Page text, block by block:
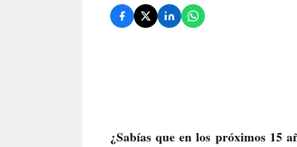
¿Sabías que en los próximos 15